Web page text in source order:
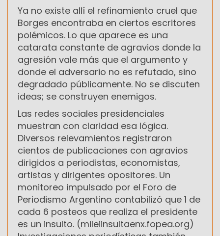
Ya no existe allí el refinamiento cruel que
Borges encontraba en ciertos escritores
polémicos. Lo que aparece es una
catarata constante de agravios donde la
agresión vale más que el argumento y
donde el adversario no es refutado, sino
degradado públicamente. No se discuten
ideas; se construyen enemigos.
Las redes sociales presidenciales
muestran con claridad esa lógica.
Diversos relevamientos registraron
cientos de publicaciones con agravios
dirigidos a periodistas, economistas,
artistas y dirigentes opositores. Un
monitoreo impulsado por el Foro de
Periodismo Argentino contabilizó que 1 de
cada 6 posteos que realiza el presidente
es un insulto. (mileiinsultaenx.fopea.org)